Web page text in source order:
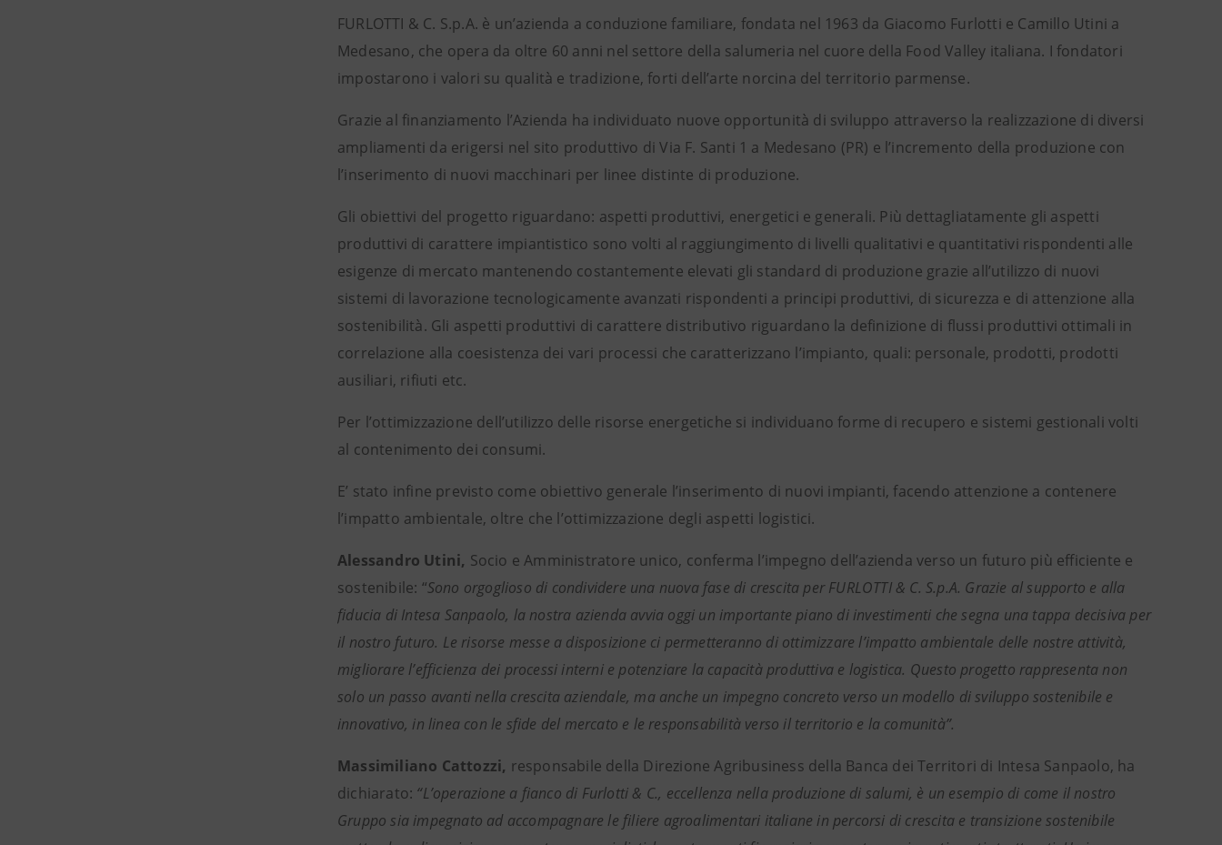
FURLOTTI & C. S.p.A. è un’azienda a conduzione familiare, fondata nel 1963 da Giacomo Furlotti e Camillo Utini a
Medesano, che opera da oltre 60 anni nel settore della salumeria nel cuore della Food Valley italiana. I fondatori
impostarono i valori su qualità e tradizione, forti dell’arte norcina del territorio parmense.
Grazie al finanziamento l’Azienda ha individuato nuove opportunità di sviluppo attraverso la realizzazione di diversi
ampliamenti da erigersi nel sito produttivo di Via F. Santi 1 a Medesano (PR) e l’incremento della produzione con
l’inserimento di nuovi macchinari per linee distinte di produzione.
Gli obiettivi del progetto riguardano: aspetti produttivi, energetici e generali. Più dettagliatamente gli aspetti
produttivi di carattere impiantistico sono volti al raggiungimento di livelli qualitativi e quantitativi rispondenti alle
esigenze di mercato mantenendo costantemente elevati gli standard di produzione grazie all’utilizzo di nuovi
sistemi di lavorazione tecnologicamente avanzati rispondenti a principi produttivi, di sicurezza e di attenzione alla
sostenibilità. Gli aspetti produttivi di carattere distributivo riguardano la definizione di flussi produttivi ottimali in
correlazione alla coesistenza dei vari processi che caratterizzano l’impianto, quali: personale, prodotti, prodotti
ausiliari, rifiuti etc.
Per l’ottimizzazione dell’utilizzo delle risorse energetiche si individuano forme di recupero e sistemi gestionali volti
al contenimento dei consumi.
E’ stato infine previsto come obiettivo generale l’inserimento di nuovi impianti, facendo attenzione a contenere
l’impatto ambientale, oltre che l’ottimizzazione degli aspetti logistici.
Alessandro Utini, Socio e Amministratore unico, conferma l’impegno dell’azienda verso un futuro più efficiente e
sostenibile: “Sono orgoglioso di condividere una nuova fase di crescita per FURLOTTI & C. S.p.A. Grazie al supporto e alla
fiducia di Intesa Sanpaolo, la nostra azienda avvia oggi un importante piano di investimenti che segna una tappa decisiva per
il nostro futuro. Le risorse messe a disposizione ci permetteranno di ottimizzare l’impatto ambientale delle nostre attività,
migliorare l’efficienza dei processi interni e potenziare la capacità produttiva e logistica. Questo progetto rappresenta non
solo un passo avanti nella crescita aziendale, ma anche un impegno concreto verso un modello di sviluppo sostenibile e
innovativo, in linea con le sfide del mercato e le responsabilità verso il territorio e la comunità”.
Massimiliano Cattozzi, responsabile della Direzione Agribusiness della Banca dei Territori di Intesa Sanpaolo, ha
dichiarato: “L’operazione a fianco di Furlotti & C., eccellenza nella produzione di salumi, è un esempio di come il nostro
Gruppo sia impegnato ad accompagnare le filiere agroalimentari italiane in percorsi di crescita e transizione sostenibile